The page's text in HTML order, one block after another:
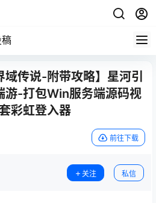
域传说-附带攻略】星河引
游-打包Win服务端源码视
彩虹登入器
前往下载
关注 私信